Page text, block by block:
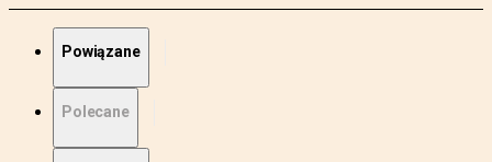
Powiązane
Polecane